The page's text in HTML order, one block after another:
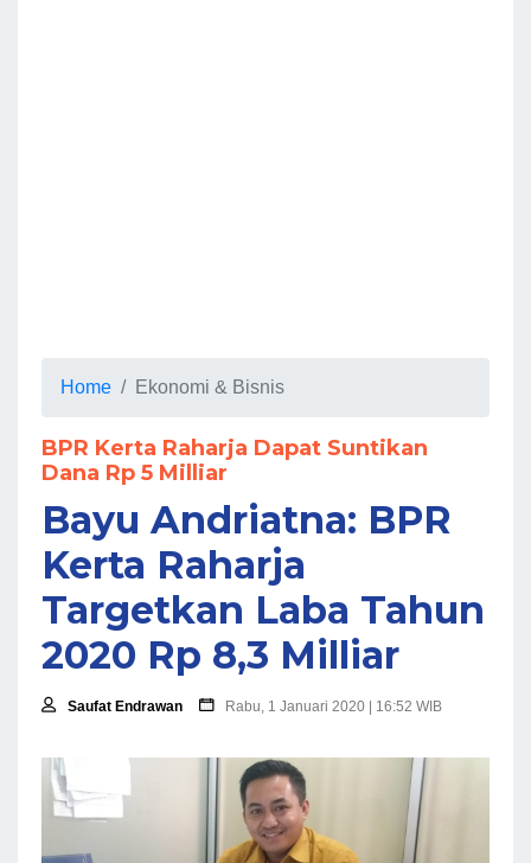
Home Ekonomi & Bisnis
BPR Kerta Raharja Dapat Suntikan
Dana Rp 5 Milliar
Bayu Andriatna: BPR
Kerta Raharja
Targetkan Laba Tahun
2020 Rp 8,3 Milliar
Saufat Endrawan Rabu, 1 Januari 2020 | 16:52 WIB